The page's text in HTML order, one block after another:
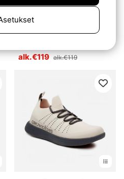
Korda KORE Kombat
alk.€119 alk.€119